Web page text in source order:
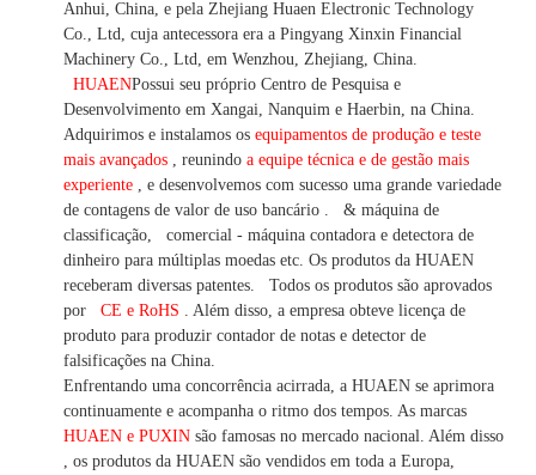
Anhui, China, e pela Zhejiang Huaen Electronic Technology
Co., Ltd, cuja antecessora era a Pingyang Xinxin Financial
Machinery Co., Ltd, em Wenzhou, Zhejiang, China.
HUAENPossui seu próprio Centro de Pesquisa e
Desenvolvimento em Xangai, Nanquim e Haerbin, na China.
Adquirimos e instalamos os equipamentos de produção e teste
mais avançados , reunindo a equipe técnica e de gestão mais
experiente
e desenvolvemos com sucesso uma grande variedade
de contagens de valor de uso bancário
& máquina de
classificação,
comercial - máquina contadora e detectora de
dinheiro para múltiplas moedas etc. Os produtos da HUAEN
receberam diversas patentes.
Todos os produtos são aprovados
por
CE e RoHS . Além disso, a empresa obteve licença de
produto para produzir contador de notas e detector de
falsificações na China.
Enfrentando uma concorrência acirrada, a HUAEN se aprimora
continuamente e acompanha o ritmo dos tempos. As marcas
HUAEN e PUXIN são famosas no mercado nacional. Além disso
os produtos da HUAEN são vendidos em toda a Europa,